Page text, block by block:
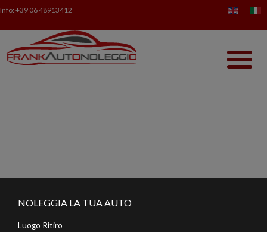
Info: +39 06 48913412
NOLEGGIA LA TUA AUTO
Luogo Ritiro